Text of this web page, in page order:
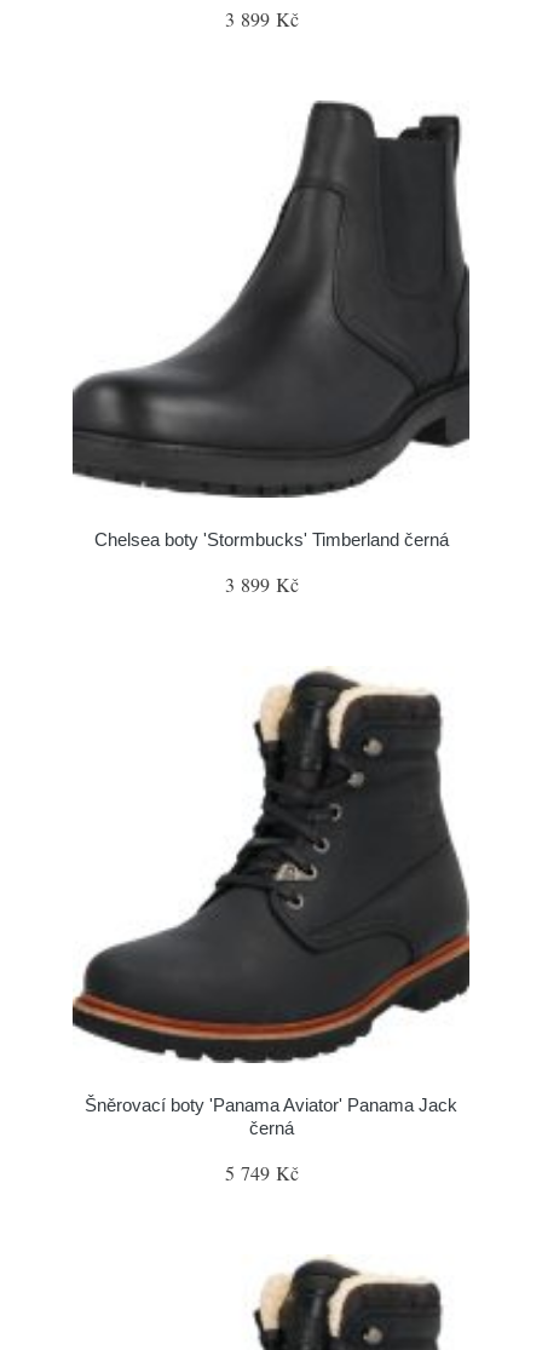
3 899 Kč
Chelsea boty 'Stormbucks' Timberland černá
3 899 Kč
Šněrovací boty 'Panama Aviator' Panama Jack
černá
5 749 Kč